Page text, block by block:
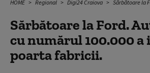
HOME Regional Digi24 Craiova Sărbătoare la Ford.
Sărbătoare la Ford.
cu numărul 100.000 a
poarta fabricii.